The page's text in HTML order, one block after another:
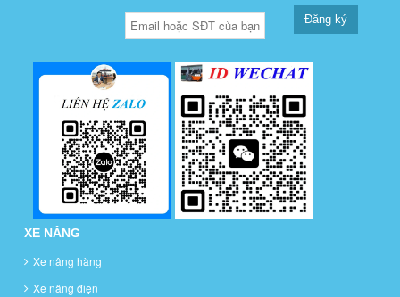
Đăng ký
XE NÂNG
Xe nâng hàng
Xe nâng điện